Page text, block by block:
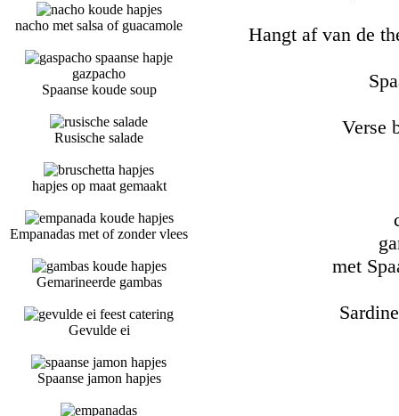
nacho met salsa of guacamole
gazpacho
Spaanse koude soup
Rusische salade
hapjes op maat gemaakt
Empanadas met of zonder vlees
Gemarineerde gambas
Gevulde ei
Spaanse jamon hapjes
Hangt af van de
Verse
met